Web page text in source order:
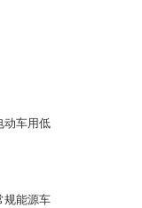
动车用低
规能源车